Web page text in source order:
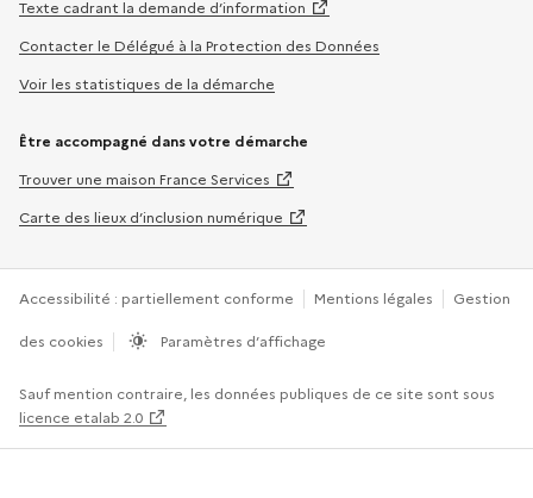
Texte cadrant la demande d’information
Contacter le Délégué à la Protection des Données
Voir les statistiques de la démarche
Être accompagné dans votre démarche
Trouver une maison France Services
Carte des lieux d’inclusion numérique
Accessibilité : partiellement conforme Mentions légales Gestion
des cookies Paramètres d’affichage
Sauf mention contraire, les données publiques de ce site sont sous
licence etalab 2.0